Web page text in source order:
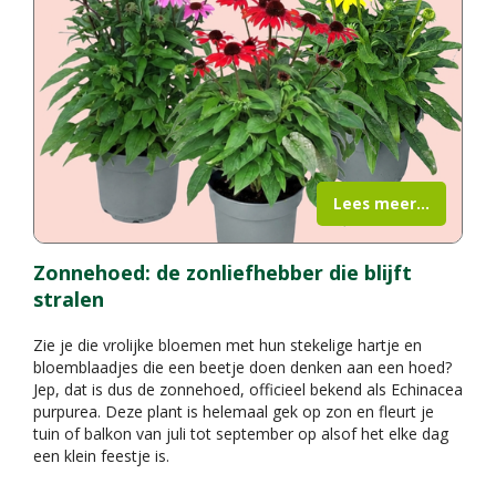
Zonnehoed: de zonliefhebber die blijft
stralen
Zie je die vrolijke bloemen met hun stekelige hartje en
bloemblaadjes die een beetje doen denken aan een hoed?
Jep, dat is dus de zonnehoed, officieel bekend als Echinacea
purpurea. Deze plant is helemaal gek op zon en fleurt je
tuin of balkon van juli tot september op alsof het elke dag
een klein feestje is.
Lees meer...